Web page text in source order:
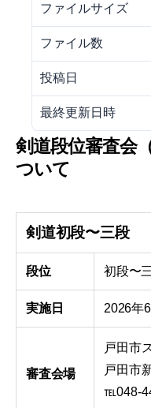
ファイルサイズ
ファイル数
投稿日
最終更新日時
剣道段位審査会
ついて
剣道初段〜三段
段位 初段〜
実施日 2026年
審査会場
戸田市
戸田市
℡048-